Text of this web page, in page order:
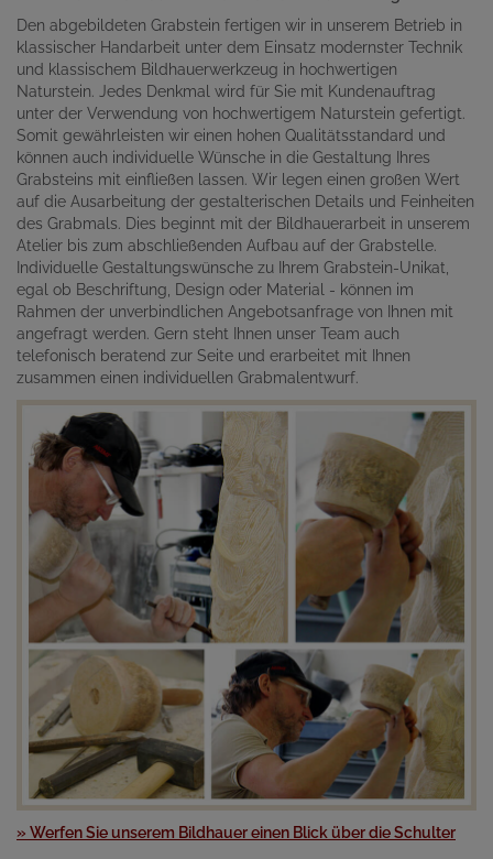
Den abgebildeten Grabstein fertigen wir in unserem Betrieb in
klassischer Handarbeit unter dem Einsatz modernster Technik
und klassischem Bildhauerwerkzeug in hochwertigen
Naturstein. Jedes Denkmal wird für Sie mit Kundenauftrag
unter der Verwendung von hochwertigem Naturstein gefertigt.
Somit gewährleisten wir einen hohen Qualitätsstandard und
können auch individuelle Wünsche in die Gestaltung Ihres
Grabsteins mit einfließen lassen. Wir legen einen großen Wert
auf die Ausarbeitung der gestalterischen Details und Feinheiten
des Grabmals. Dies beginnt mit der Bildhauerarbeit in unserem
Atelier bis zum abschließenden Aufbau auf der Grabstelle.
Individuelle Gestaltungswünsche zu Ihrem Grabstein-Unikat,
egal ob Beschriftung, Design oder Material - können im
Rahmen der unverbindlichen Angebotsanfrage von Ihnen mit
angefragt werden. Gern steht Ihnen unser Team auch
telefonisch beratend zur Seite und erarbeitet mit Ihnen
zusammen einen individuellen Grabmalentwurf.
» Werfen Sie unserem Bildhauer einen Blick über die Schulter